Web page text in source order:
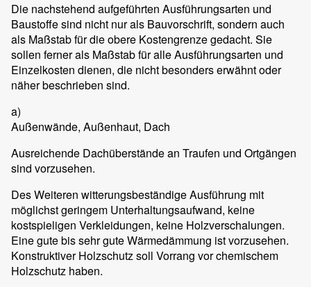
Die nachstehend aufgeführten Ausführungsarten und
Baustoffe sind nicht nur als Bauvorschrift, sondern auch
als Maßstab für die obere Kostengrenze gedacht. Sie
sollen ferner als Maßstab für alle Ausführungsarten und
Einzelkosten dienen, die nicht besonders erwähnt oder
näher beschrieben sind.
a)
Außenwände, Außenhaut, Dach
Ausreichende Dachüberstände an Traufen und Ortgängen
sind vorzusehen.
Des Weiteren witterungsbeständige Ausführung mit
möglichst geringem Unterhaltungsaufwand, keine
kostspieligen Verkleidungen, keine Holzverschalungen.
Eine gute bis sehr gute Wärmedämmung ist vorzusehen.
Konstruktiver Holzschutz soll Vorrang vor chemischem
Holzschutz haben.